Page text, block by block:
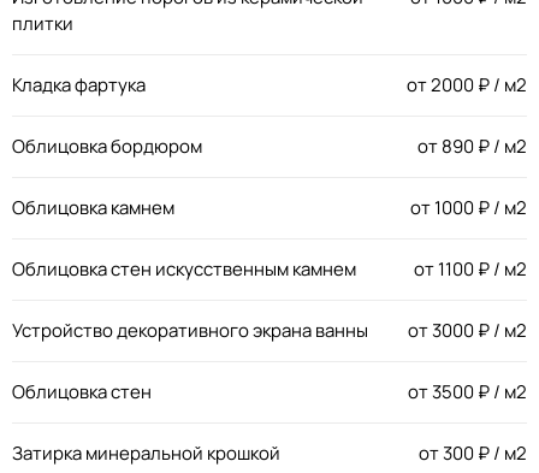
плитки
Кладка фартука от2000₽ / м2
Облицовка бордюром от890₽ / м2
Облицовка камнем от1000₽ / м2
Облицовка стен искусственным камнем от1100₽ / м2
Устройство декоративного экрана ванны от3000₽ / м2
Облицовка стен от3500₽ / м2
Затирка минеральной крошкой от300₽ / м2